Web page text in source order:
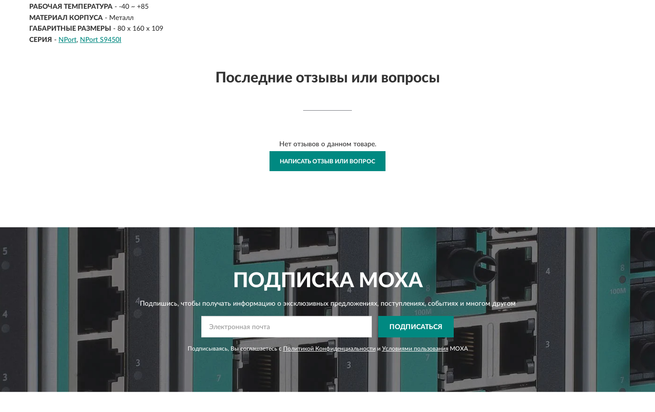
РАБОЧАЯ ТЕМПЕРАТУРА - -40 ~ +85
МАТЕРИАЛ КОРПУСА - Металл
ГАБАРИТНЫЕ РАЗМЕРЫ
- 80 x 160 x 109
СЕРИЯ - NPort NPort S9450I
Последние отзывы или вопросы
Нет отзывов о данном товаре.
НАПИСАТЬ ОТЗЫВ ИЛИ ВОПРОС
ПОДПИСКАMOXA
Подпишись, чтобы получать информацию о эксклюзивных предложениях,поступлениях, событиях и многом другом
ПОДПИСАТЬСЯ
Подписываясь, Вы соглашаетесь с Политикой Конфиденциальности и Условиями пользованияMOXA